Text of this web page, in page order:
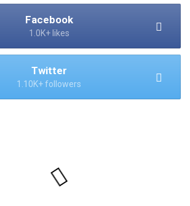
Facebook
1.0K+ likes
Twitter
1.10K+ followers